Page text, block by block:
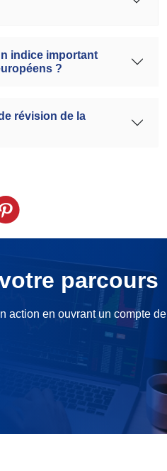
indice important
?
révision de la
parcours
action en ouvrant un compte de